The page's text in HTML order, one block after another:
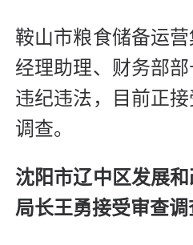
鞍山市粮食储备运
经理助理、财务部
违纪违法，目前正
调查。
沈阳市辽中区发展和
局长王勇接受审查调